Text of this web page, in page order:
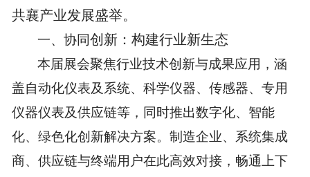
共襄产业发展盛举。
一、 协同创新：构建行业新生态
本届展会聚焦行业技术创新与成果应用 ，涵
盖自动化仪表及系统、 科学仪器、传感器、专用
仪器仪表及供应链等，同时推出数字化、智能
化、绿色化创新解决方案。 制造企业、
系统集成
商、 供应链与终端用户在此高效对接， 畅通上下